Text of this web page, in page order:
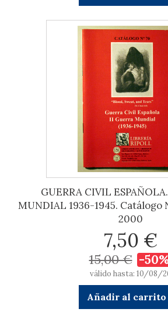
GUERRA CIVIL
MUNDIAL 1936-1945. Catálogo
2000
7,50 €
15,00 € -
válido hasta: 10/08/
Añadir al carrito